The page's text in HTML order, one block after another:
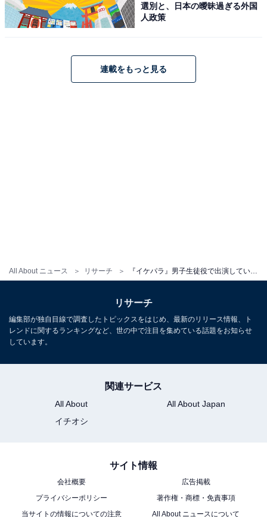
All About ニュース リサーチ
【イケパラを振り返る！】
アニメや漫画のレビュー、エンタメトピックスなどを中
心に、オールジャンルで執筆中のライター。時々、店舗
こちらもおすすめ
ランキング！ 「道枝駿佑」を抑えた1位は？
選別と、日本の曖昧過ぎる外国
人政策
連載をもっと見る
リサーチ
編集部が独自目線で調査したトピックスをはじめ、最新のリリース情報、ト
レンドに関するランキングなど、世の中で注目を集めている話題をお知らせ
しています。
関連サービス
All About
All About Japan
イチオシ
サイト情報
会社概要
広告掲載
プライバシーポリシー
著作権・商標・免責事項
当サイトの情報についての注意
All About ニュースについて